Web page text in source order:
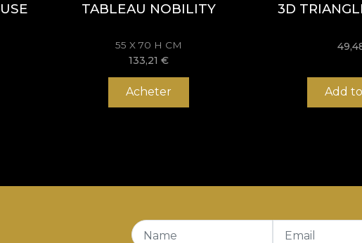
TABLEAU NOBILITY
55 X 70 H CM
133,21€
Acheter
3D
Add
Name Email